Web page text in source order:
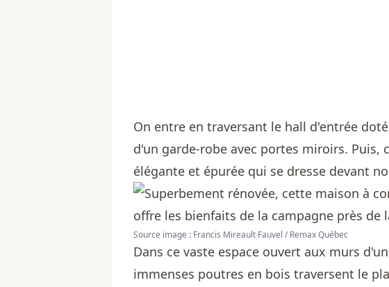
On entre en traversant le hall d'entrée
d'un garde-robe avec portes miroirs. Puis,
élégante et épurée qui se dresse devant
Source image : Francis Mireault Fauvel / Remax Québec
Dans ce vaste espace ouvert aux murs
immenses poutres en bois traversent le